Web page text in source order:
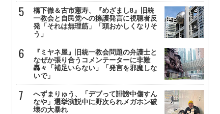
橋下徹＆古市憲寿、『めざまし8』旧統
一教会と自民党への擁護発言に視聴者反
発「それは無理筋」「頭おかしくなりそ
う」
『ミヤネ屋』旧統一教会問題の弁護士と
なぜか張り合うコメンテーターに非難
轟々「補足いらない」「発言を邪魔しな
いで」
へずまりゅう、「デブって誹謗中傷すん
なや」選挙演説中に野次られメガホン破
壊の大暴れ